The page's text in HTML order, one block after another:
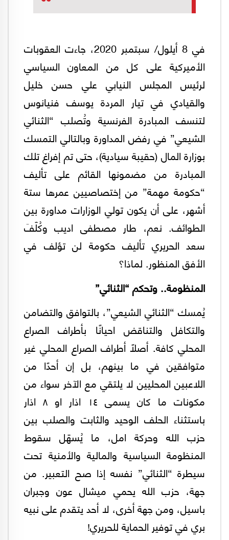
في 8 أيلول/ سبتمبر 2020، جاءت العقوبات
الأميركية على كل من المعاون السياسي
لرئيس المجلس النيابي علي حسن خليل
والقيادي في تيار المردة يوسف فنيانوس
لتنسف المبادرة الفرنسية وتُصلب “الثنائي
الشيعي” في رفض المداورة وبالتالي التمسك
بوزارة المال (حقيبة سيادية)، حتى تم إفراغ تلك
المبادرة من مضمونها القائم على تأليف
“حكومة مهمة” من إختصاصيين عمرها ستة
أشهر، على أن يكون تولي الوزارات مداورة بين
الطوائف. نعم، طار مصطفى اديب وكُلّفَ
سعد الحريري تأليف حكومة لن تؤلف في
الأفق المنظور. لماذا؟
المنظومة.. وتحكم “الثنائي”
يُمسك “الثنائي الشيعي”، بالتوافق والتضامن
والتكافل والتناقض احيانًا بأطراف الصراع
المحلي كافة. أصلًا أطراف الصراع المحلي غير
متوافقين في ما بينهم، بل إن أحدًا من
اللاعبين المحليين لا يلتقي مع الآخر سواء من
مكونات ما كان يسمى ١٤ اذار او ٨ اذار
باستثناء الحلف الوحيد والثابت والصلب بين
حزب الله وحركة امل، ما يُسهّل سقوط
المنظومة السياسية والمالية والأمنية تحت
سيطرة “الثنائي” نفسه إذا صح التعبير. من
جهة، حزب الله يحمي ميشال عون وجبران
باسيل، ومن جهة أخرى، لا أحد يتقدم على نبيه
بري في توفير الحماية للحريري!